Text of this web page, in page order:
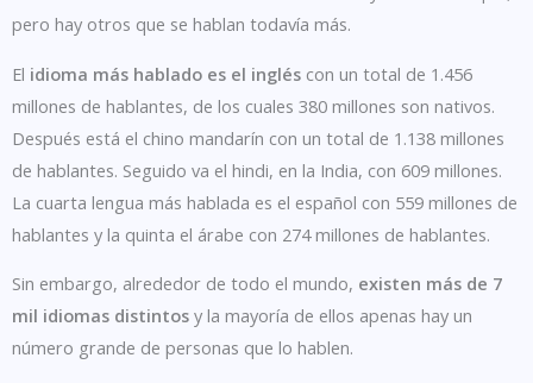
pero hay otros que se hablan todavía más.
El idioma más hablado es el inglés con un total de 1.456
millones de hablantes, de los cuales 380 millones son nativos.
Después está el chino mandarín con un total de 1.138 millones
de hablantes. Seguido va el hindi, en la India, con 609 millones.
La cuarta lengua más hablada es el español con 559 millones de
hablantes y la quinta el árabe con 274 millones de hablantes.
Sin embargo, alrededor de todo el mundo, existen más de 7
mil idiomas distintos y la mayoría de ellos apenas hay un
número grande de personas que lo hablen.